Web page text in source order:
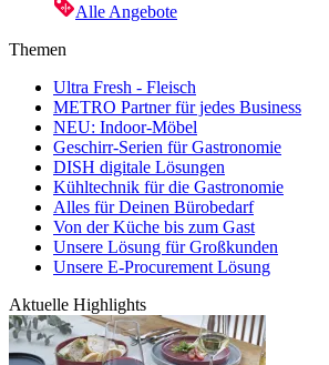
Alle Angebote
Themen
Ultra Fresh - Fleisch
METRO Partner für jedes Business
NEU: Indoor-Möbel
Geschirr-Serien für Gastronomie
DISH digitale Lösungen
Kühltechnik für die Gastronomie
Alles für Deinen Bürobedarf
Von der Küche bis zum Gast
Unsere Lösung für Großkunden
Unsere E-Procurement Lösung
Aktuelle Highlights